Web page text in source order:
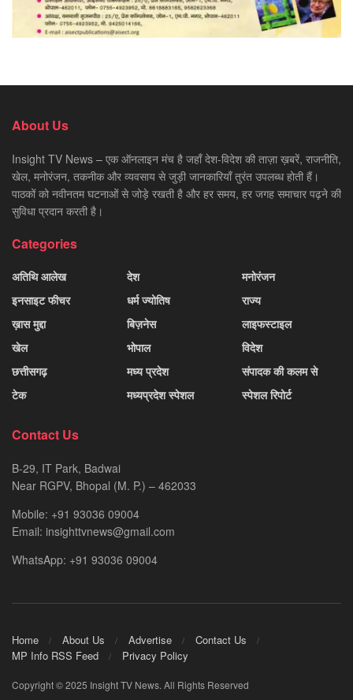
About Us
Insight TV News – एक ऑनलाइन मंच है जहाँ देश-विदेश की ताज़ा ख़बरें, राजनीति,
खेल, मनोरंजन, तकनीक और व्यवसाय से जुड़ी जानकारियाँ तुरंत उपलब्ध होती हैं।
पाठकों को नवीनतम घटनाओं से जोड़े रखती है और हर समय, हर जगह समाचार पढ़ने की
सुविधा प्रदान करती है।
Categories
अतिथि आलेख
इनसाइट फीचर
ख़ास मुद्दा
खेल
छत्तीसगढ़
टेक
देश
धर्म ज्योतिष
बिज़नेस
भोपाल
मध्य प्रदेश
मध्यप्रदेश स्पेशल
मनोरंजन
राज्य
लाइफस्टाइल
विदेश
संपादक की कलम से
स्पेशल रिपोर्ट
Contact Us
B-29, IT Park, Badwai
Near RGPV, Bhopal (M. P.) – 462033
Mobile: +91 93036 09004
Email: insighttvnews@gmail.com
WhatsApp: +91 93036 09004
Home About Us Advertise
Contact Us
MP Info RSS Feed
Privacy Policy
Copyright © 2025 Insight TV News. All Rights Reserved